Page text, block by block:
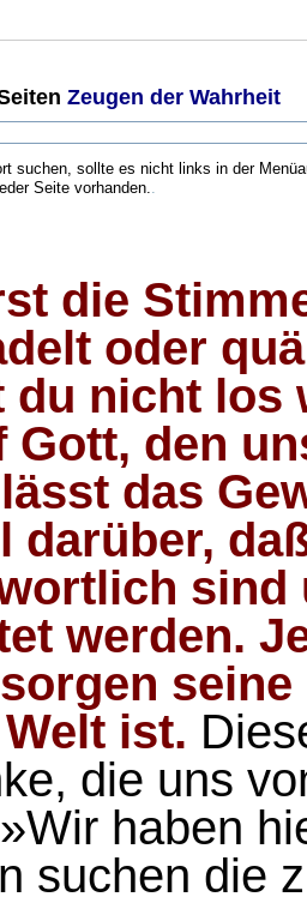
Zeugen der Wahrheit
suchen, sollte es nicht links in der
Seite vorhanden..
die
oder
du nicht los
Gott, den
das
darüber,
sind
werden.
ist.
die uns
haben
suchen die